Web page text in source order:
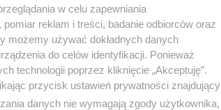
w celu zapewniania
reklam i treści, badanie odbiorców oraz
możemy używać dokładnych danych
do celów identyfikacji. Ponieważ
technologii poprzez kliknięcie „Akceptuję”.
przycisk ustawień prywatności znajdujący
danych nie wymagają zgody użytkownika,